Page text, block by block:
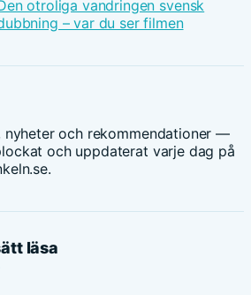
otroliga vandringen svensk
– var du ser filmen
nyheter och rekommendationer —
och uppdaterat varje dag på
läsa